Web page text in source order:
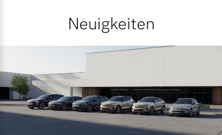
Neuigkeiten